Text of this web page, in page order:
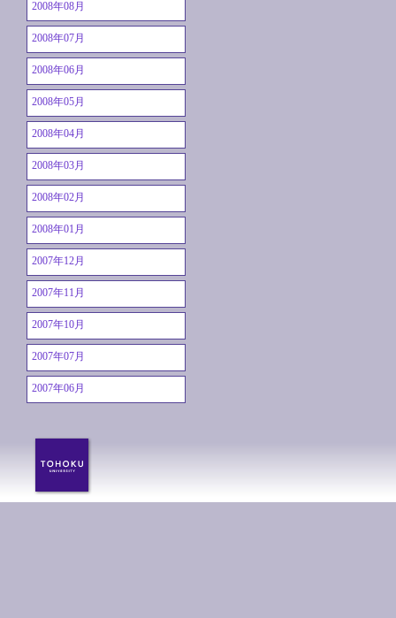
2008年08月
2008年07月
2008年06月
2008年05月
2008年04月
2008年03月
2008年02月
2008年01月
2007年12月
2007年11月
2007年10月
2007年07月
2007年06月